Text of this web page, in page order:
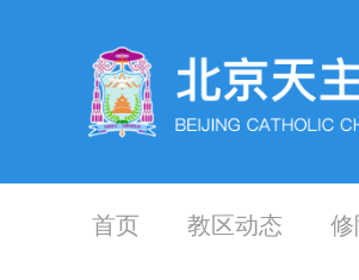
首页 教区动态